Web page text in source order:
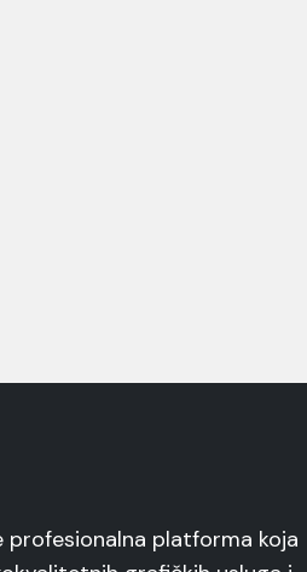
profesionalna platforma koja